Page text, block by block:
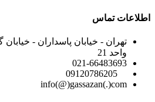
اطلاعات تماس
واحد 21
021-66483693
info(@)gassazan(.)com